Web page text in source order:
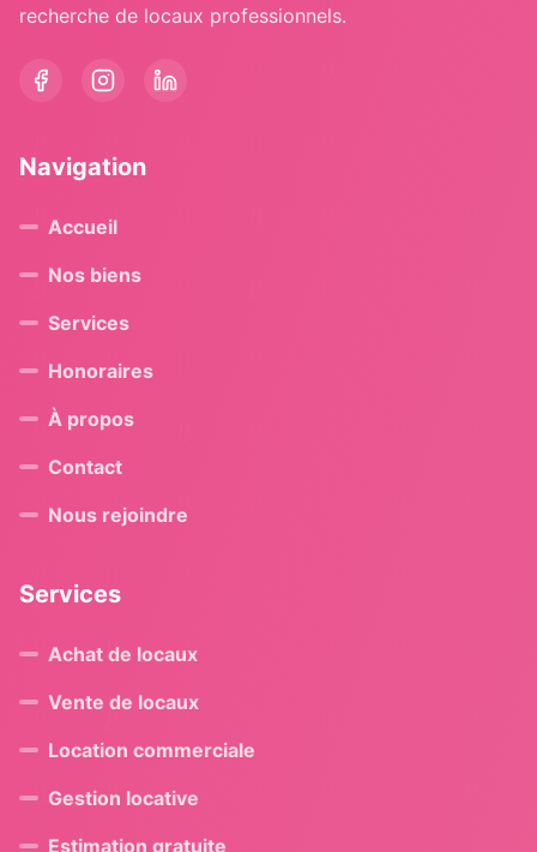
recherche de locaux professionnels.
Navigation
Accueil
Nos biens
Services
Honoraires
À propos
Contact
Nous rejoindre
Services
Achat de locaux
Vente de locaux
Location commerciale
Gestion locative
Estimation gratuite